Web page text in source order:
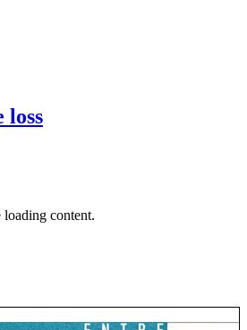
loss
content.